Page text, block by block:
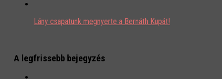
Lány csapatunk megnyerte a Bernáth Kupát!
A legfrissebb bejegyzés